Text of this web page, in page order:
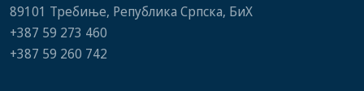
89101 Требиње, Република Српска, БиХ
+387 59 273 460
+387 59 260 742